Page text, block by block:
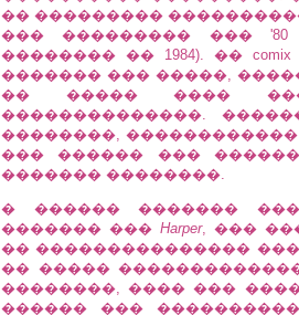
�� ���������
��� ��������� ���
�������� �� 1984). ��
������� ��� �����,
�� ����� ����
��������������.
��������,
��� ������ ���
������� ��������.
� ������ �������
������� ��� Harper, ���
�� ��������������� ��� ���
�� �����
��������, ���� ���
������ ���